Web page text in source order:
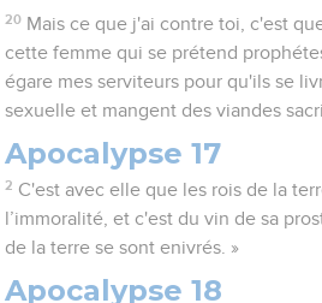
20 Mais ce que j'ai contre toi, c'est
cette femme qui se prétend
égare mes serviteurs pour qu'ils se
sexuelle et mangent des viandes
Apocalypse 17
2 C'est avec elle que les rois de la
l’immoralité, et c'est du vin de sa
de la terre se sont enivrés. »
Apocalypse 18